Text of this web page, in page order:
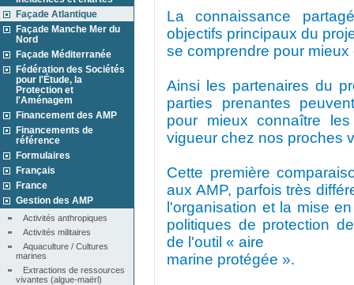
Façade Atlantique
Façade Manche Mer du
Nord
Façade Méditerranée
Fédération des Sociétés
pour l'Étude, la
Protection et
l'Aménagem
Financement des AMP
Financements de
référence
Formulaires
Français
France
Gestion des AMP
Activités anthropiques
Activités militaires
Aquaculture / Cultures
marines
Extractions de ressources
vivantes (algue-maërl)
La connaissance
objectifs principaux du
se comprendre pour mieux
Ainsi les partenaires du
parties prenantes
pour mieux connaître
vigueur chez nos proches
Cette première
aux AMP, parfois très
l'organisation et la mise
politiques de protection
de l'outil « aire
marine protégée ».